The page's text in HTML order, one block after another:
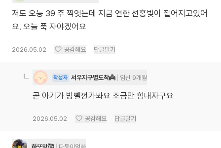
저도 오능 39 주 찍엇는데 지금 연한 선홍빛이 짙어지고있어
요. 오늘 푹 자야겠어요
2026.05.02 공감해요 답글달기
작성자 서우지구별도착👼 임신 9개월
곧 아기가 방뺄껀가봐요 조금만 힘내자구요
2026.05.02 공감해요 답글달기
하또맘🥰 다둥이엄빠